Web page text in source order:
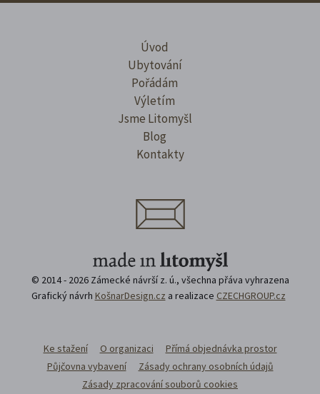
Úvod
Ubytování
Pořádám
Výletím
Jsme Litomyšl
Blog
Kontakty
© 2014 - 2026 Zámecké návrší z. ú., všechna přáva vyhrazena
Grafický návrh KošnarDesign.cz a realizace CZECHGROUP.cz
Ke stažení O organizaci
Přímá objednávka prostor
Půjčovna vybavení
Zásady ochrany osobních údajů
Zásady zpracování souborů cookies